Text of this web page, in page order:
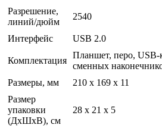
Разрешение,
линий/дюйм
2540
Интерфейс USB 2.0
Комплектация
Планшет, перо, USB-
сменных
Размеры, мм
210 x 169 x 11
Размер
упаковки
(ДхШхВ), см
28 x 21 x 5